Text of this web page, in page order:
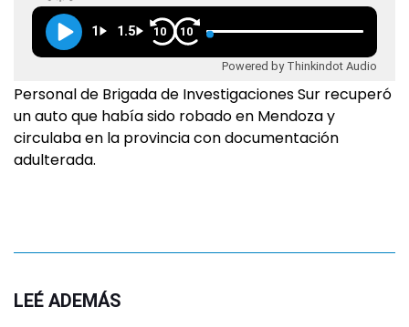
1 1.5 10 10
Powered by Thinkindot Audio
Personal de Brigada de Investigaciones Sur recuperó
un auto que había sido robado en Mendoza y
circulaba en la provincia con documentación
adulterada.
LEÉ ADEMÁS